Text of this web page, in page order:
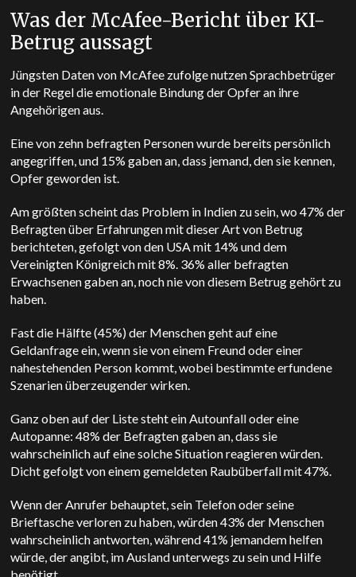
Was der McAfee-Bericht über KI-
Betrug aussagt
Jüngsten Daten von McAfee zufolge nutzen Sprachbetrüger
in der Regel die emotionale Bindung der Opfer an ihre
Angehörigen aus.
Eine von zehn befragten Personen wurde bereits persönlich
angegriffen, und 15% gaben an, dass jemand, den sie kennen,
Opfer geworden ist.
Am größten scheint das Problem in Indien zu sein, wo 47% der
Befragten über Erfahrungen mit dieser Art von Betrug
berichteten, gefolgt von den USA mit 14% und dem
Vereinigten Königreich mit 8%. 36% aller befragten
Erwachsenen gaben an, noch nie von diesem Betrug gehört zu
haben.
Fast die Hälfte (45%) der Menschen geht auf eine
Geldanfrage ein, wenn sie von einem Freund oder einer
nahestehenden Person kommt, wobei bestimmte erfundene
Szenarien überzeugender wirken.
Ganz oben auf der Liste steht ein Autounfall oder eine
Autopanne: 48% der Befragten gaben an, dass sie
wahrscheinlich auf eine solche Situation reagieren würden.
Dicht gefolgt von einem gemeldeten Raubüberfall mit 47%.
Wenn der Anrufer behauptet, sein Telefon oder seine
Brieftasche verloren zu haben, würden 43% der Menschen
wahrscheinlich antworten, während 41% jemandem helfen
würde, der angibt, im Ausland unterwegs zu sein und Hilfe